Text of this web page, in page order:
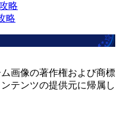
略
略
画像の著作権および商標
テンツの提供元に帰属し